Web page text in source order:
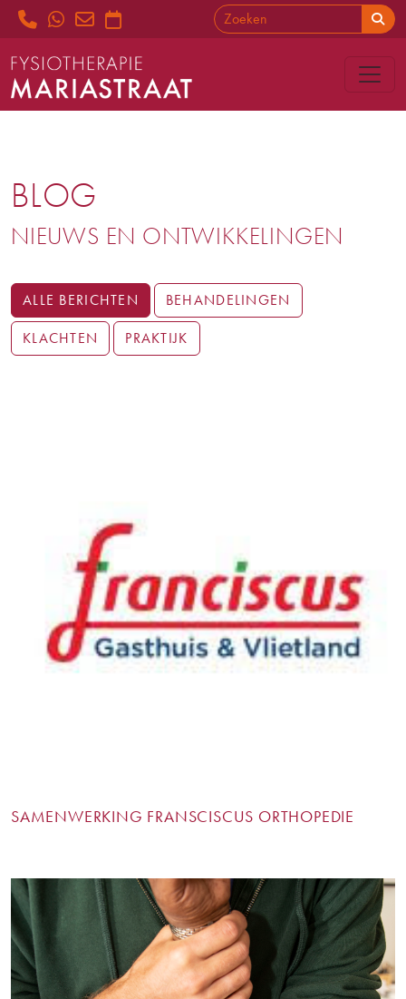
BLOG
NIEUWS EN ONTWIKKELINGEN
ALLE BERICHTEN
BEHANDELINGEN
KLACHTEN
PRAKTIJK
SAMENWERKING FRANSCISCUS ORTHOPEDIE